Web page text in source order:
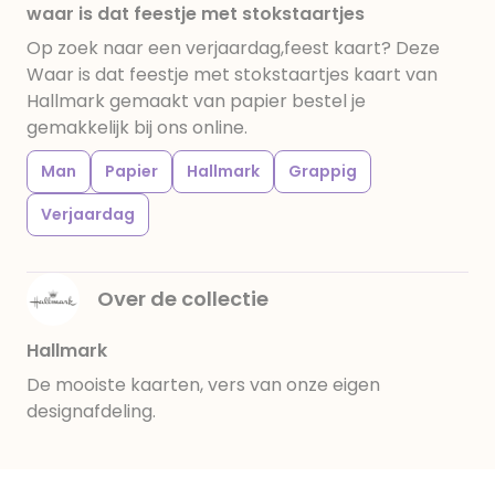
waar is dat feestje met stokstaartjes
Op zoek naar een verjaardag,feest kaart? Deze
Waar is dat feestje met stokstaartjes kaart van
Hallmark gemaakt van papier bestel je
gemakkelijk bij ons online.
Man Papier Hallmark
Grappig
Verjaardag
Over de collectie
Hallmark
De mooiste kaarten, vers van onze eigen
designafdeling.